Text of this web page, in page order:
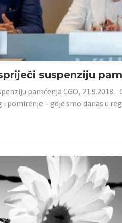
suspenziju
pamćenja CGO,
pomirenje – gdje smo danas u